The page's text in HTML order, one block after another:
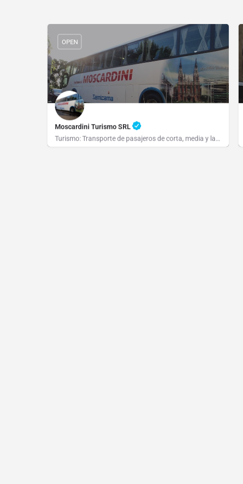
Moscardini Turismo SRL
Turismo: Transporte de pasajeros de corta, media y larga distancia. Nuestros Servicios Servicios de…
OPEN